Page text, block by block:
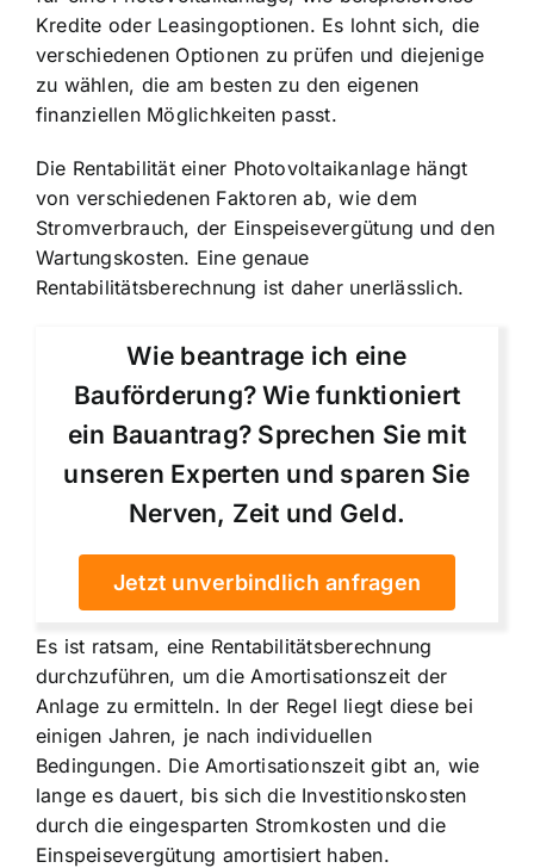
Kredite oder Leasingoptionen. Es lohnt sich, die
verschiedenen Optionen zu prüfen und diejenige
zu wählen, die am besten zu den eigenen
finanziellen Möglichkeiten passt.
Die Rentabilität einer Photovoltaikanlage hängt
von verschiedenen Faktoren ab, wie dem
Stromverbrauch, der Einspeisevergütung und den
Wartungskosten. Eine genaue
Rentabilitätsberechnung ist daher unerlässlich.
Wie beantrage ich eine
Bauförderung? Wie funktioniert
ein Bauantrag? Sprechen Sie mit
unseren Experten und sparen Sie
Nerven, Zeit und Geld.
Jetzt unverbindlich anfragen
Es ist ratsam, eine Rentabilitätsberechnung
durchzuführen, um die Amortisationszeit der
Anlage zu ermitteln. In der Regel liegt diese bei
einigen Jahren, je nach individuellen
Bedingungen. Die Amortisationszeit gibt an, wie
lange es dauert, bis sich die Investitionskosten
durch die eingesparten Stromkosten und die
Einspeisevergütung amortisiert haben.